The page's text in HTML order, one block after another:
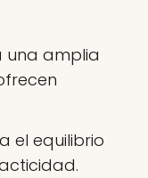
una amplia
el equilibrio